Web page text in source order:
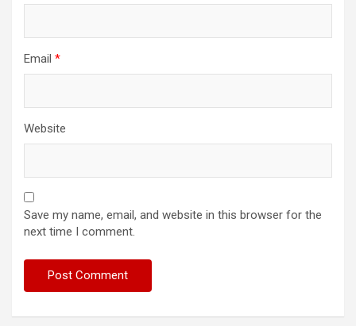
Email *
Website
Save my name, email, and website in this browser for the
next time I comment.